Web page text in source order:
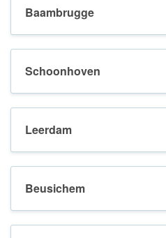
Baambrugge
Schoonhoven
Leerdam
Beusichem